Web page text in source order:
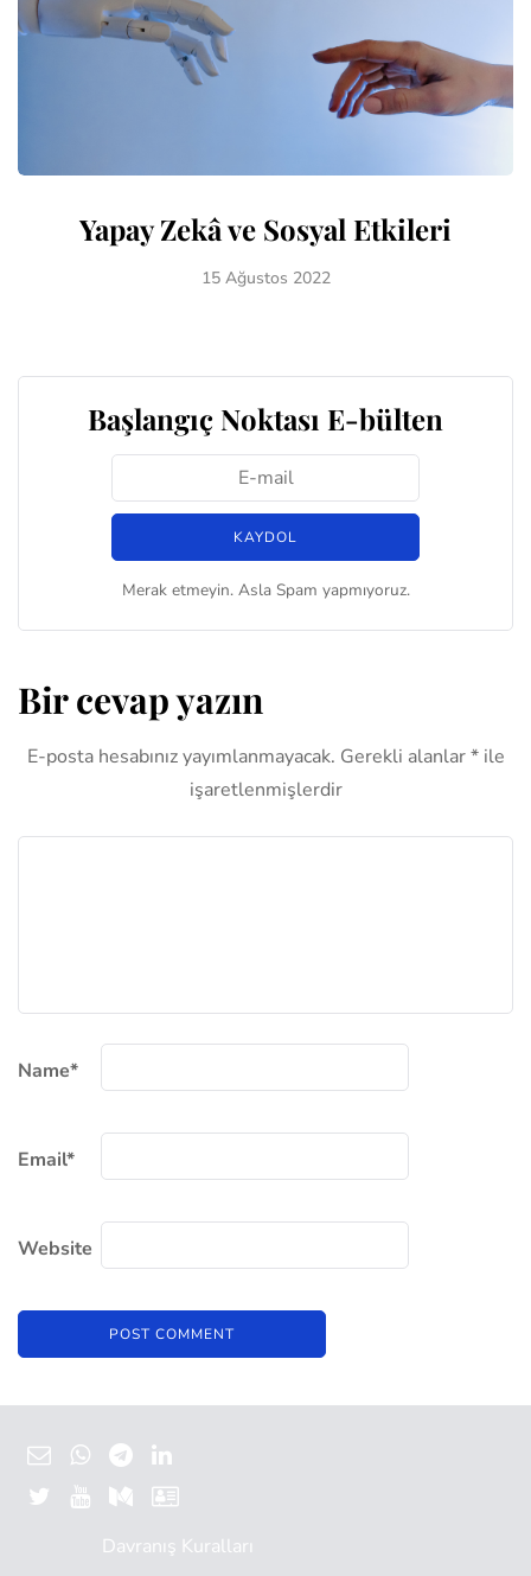
Yapay Zekâ ve Sosyal Etkileri
15 Ağustos 2022
Başlangıç Noktası E-bülten
Merak etmeyin. Asla Spam yapmıyoruz.
Bir cevap yazın
E-posta hesabınız yayımlanmayacak. Gerekli alanlar*ile
işaretlenmişlerdir
Name*
Email*
Website
Davranış Kuralları